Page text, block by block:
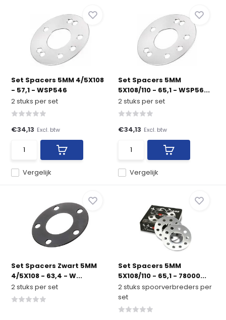
Set Spacers 5MM 4/5X108
- 57,1 - WSP546
2 stuks per set
Vergelijk
€34,13 Excl. btw
Set Spacers 5MM
5X108/110 - 65,1 - WSP56...
2 stuks per set
Vergelijk
€34,13 Excl. btw
Set Spacers Zwart 5MM
4/5X108 - 63,4 - W...
2 stuks per set
Set Spacers 5MM
5X108/110 - 65,1 - 78000...
2 stuks spoorverbreders per
set